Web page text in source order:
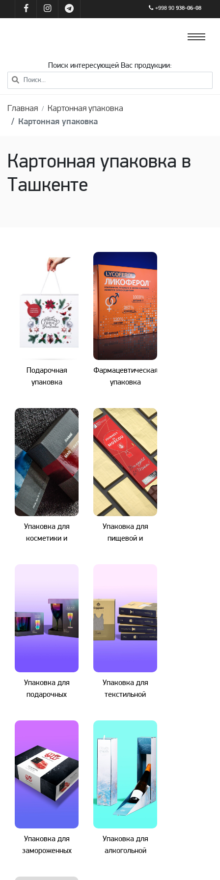
+998 90 938-06-08
Поиск интересующей Вас продукции:
Главная
Картонная упаковка
Картонная упаковка
Картонная упаковка в
Ташкенте
Подарочная
упаковка
Фармацевтическая
упаковка
Упаковка для
косметики и
Упаковка для
пищевой и
Упаковка для
подарочных
Упаковка для
текстильной
Упаковка для
замороженных
Упаковка для
алкогольной